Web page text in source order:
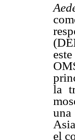
la
una
el